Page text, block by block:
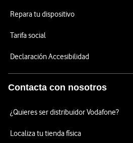
Repara tu dispositivo
Tarifa social
Declaración Accesibilidad
Contacta con nosotros
¿Quieres ser distribuidor Vodafone?
Localiza tu tienda física